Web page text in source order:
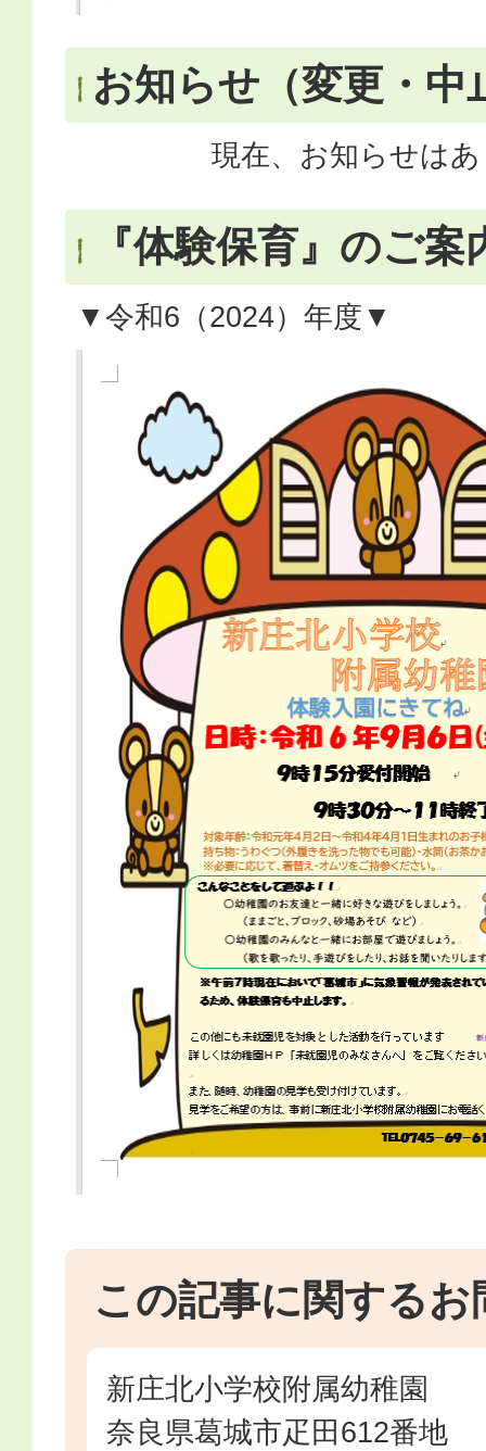
お知らせ（変更・中
現在、お知らせは
『体験保育』のご
▼令和6（2024）年度▼
この記事に関するお
新庄北小学校附属幼稚園
奈良県葛城市疋田612番地